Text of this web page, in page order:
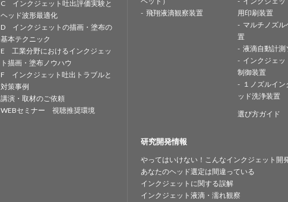
C インクジェット吐出評価実験と
ヘッド波形最適化
D インクジェットの描画・塗布の
基本テクニック
E 工業分野におけるインクジェッ
ト描画・塗布ノウハウ
F インクジェット吐出トラブルと
対策事例
講演・取材のご依頼
WEBセミナー 視聴推奨環境
飛翔液滴観察装置
用印刷装置
マルチノズ
置
液滴自動計測
インクジェ
制御装置
１ノズルイ
ッド洗浄装置
選び方ガイド
研究開発情報
やってはいけない！こんなインクジェット開
あなたのヘッド選定は間違っている
インクジェットに関する誤解
インクジェット液滴・濡れ観察